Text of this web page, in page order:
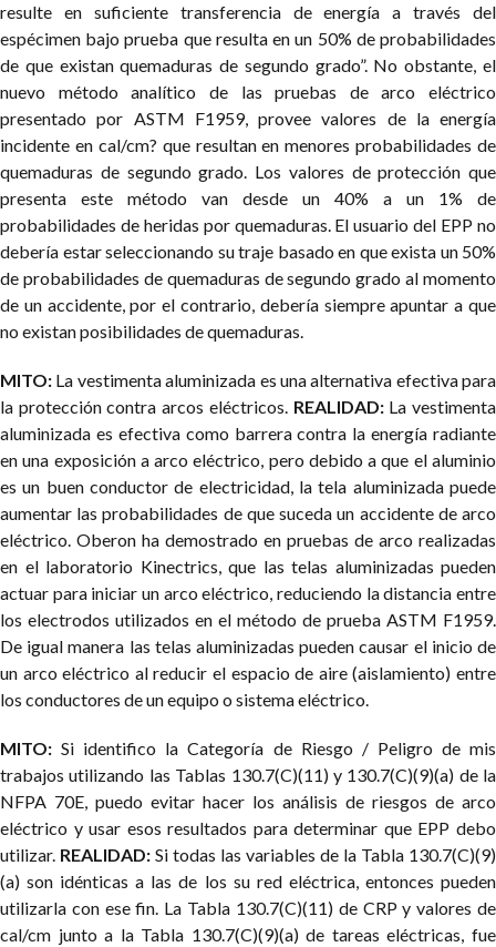
resulte en suficiente transferencia de energía a través del
espécimen bajo prueba que resulta en un 50% de probabilidades
de que existan quemaduras de segundo grado”. No obstante, el
nuevo método analítico de las pruebas de arco eléctrico
presentado por ASTM F1959, provee valores de la energía
incidente en cal/cm? que resultan en menores probabilidades de
quemaduras de segundo grado. Los valores de protección que
presenta este método van desde un 40% a un 1% de
probabilidades de heridas por quemaduras. El usuario del EPP no
debería estar seleccionando su traje basado en que exista un 50%
de probabilidades de quemaduras de segundo grado al momento
de un accidente, por el contrario, debería siempre apuntar a que
no existan posibilidades de quemaduras.
MITO: La vestimenta aluminizada es una alternativa efectiva para
la protección contra arcos eléctricos. REALIDAD:La vestimenta
aluminizada es efectiva como barrera contra la energía radiante
en una exposición a arco eléctrico, pero debido a que el aluminio
es un buen conductor de electricidad, la tela aluminizada puede
aumentar las probabilidades de que suceda un accidente de arco
eléctrico. Oberon ha demostrado en pruebas de arco realizadas
en el laboratorio Kinectrics, que las telas aluminizadas pueden
actuar para iniciar un arco eléctrico, reduciendo la distancia entre
los electrodos utilizados en el método de prueba ASTM F1959.
De igual manera las telas aluminizadas pueden causar el inicio de
un arco eléctrico al reducir el espacio de aire (aislamiento) entre
los conductores de un equipo o sistema eléctrico.
MITO:Si identifico la Categoría de Riesgo / Peligro de mis
trabajos utilizando las Tablas 130.7(C)(11) y 130.7(C)(9)(a) de la
NFPA 70E, puedo evitar hacer los análisis de riesgos de arco
eléctrico y usar esos resultados para determinar que EPP debo
utilizar. REALIDAD: Si todas las variables de la Tabla 130.7(C)(9)
(a) son idénticas a las de los su red eléctrica, entonces pueden
utilizarla con ese fin. La Tabla 130.7(C)(11) de CRP y valores de
cal/cm junto a la Tabla 130.7(C)(9)(a) de tareas eléctricas, fue